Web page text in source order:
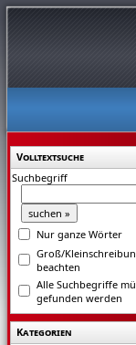
Volltextsuche
Suchbegriff
Nur ganze Wörter
Groß/
beachten
Alle Suchbegriffe
gefunden werden
Kategorien